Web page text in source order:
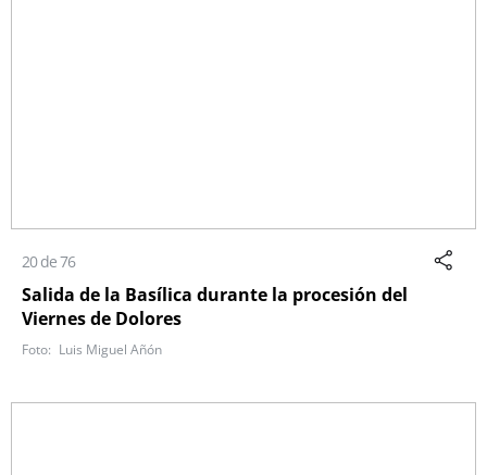
20 de 76
Salida de la Basílica durante la procesión del
Viernes de Dolores
Luis Miguel Añón